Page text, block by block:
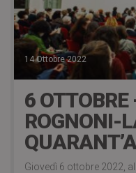
14 Ottobre 2022
6 OTTOBRE
ROGNONI-
Giovedì 6 ottobre 2022,